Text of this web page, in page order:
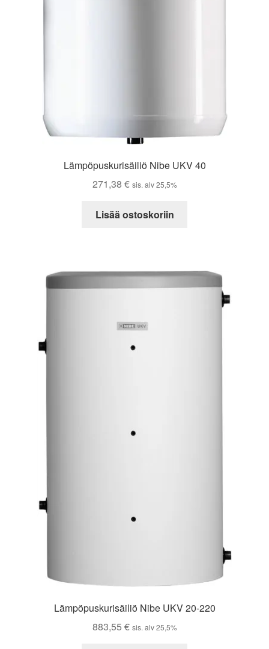
Lämpöpuskurisäiliö Nibe UKV 40
271,38 € sis. alv 25,5%
Lisää ostoskoriin
Lämpöpuskurisäiliö Nibe UKV 20-220
883,55 € sis. alv 25,5%